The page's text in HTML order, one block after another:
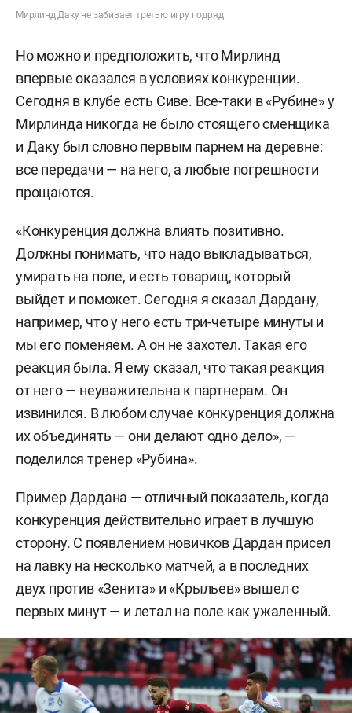
Мирлинд Даку не забивает третью игру подряд
Но можно и предположить, что Мирлинд
впервые оказался в условиях конкуренции.
Сегодня в клубе есть Сиве. Все-таки в «Рубине» у
Мирлинда никогда не было стоящего сменщика
и Даку был словно первым парнем на деревне:
все передачи — на него, а любые погрешности
прощаются.
«Конкуренция должна влиять позитивно.
Должны понимать, что надо выкладываться,
умирать на поле, и есть товарищ, который
выйдет и поможет. Сегодня я сказал Дардану,
например, что у него есть три-четыре минуты и
мы его поменяем. А он не захотел. Такая его
реакция была. Я ему сказал, что такая реакция
от него — неуважительна к партнерам. Он
извинился. В любом случае конкуренция должна
их объединять — они делают одно дело», —
поделился тренер «Рубина».
Пример Дардана — отличный показатель, когда
конкуренция действительно играет в лучшую
сторону. С появлением новичков Дардан присел
на лавку на несколько матчей, а в последних
двух против «Зенита» и «Крыльев» вышел с
первых минут — и летал на поле как ужаленный.